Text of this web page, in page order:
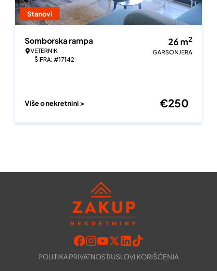
Stanovi
Somborska rampa
VETERNIK
ŠIFRA: #17142
26 m2
GARSONJERA
Više o nekretnini > €250
POLITIKA PRIVATNOSTIUSLOVI KORIŠĆENJA